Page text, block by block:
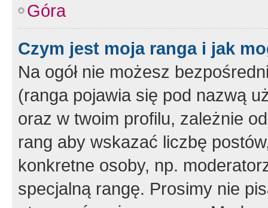
Góra
Czym jest moja ranga i jak
Na ogół nie możesz
(ranga pojawia się pod nazwą
oraz w twoim profilu, zależnie
rang aby wskazać liczbę
konkretne osoby, np.
specjalną rangę. Prosimy nie